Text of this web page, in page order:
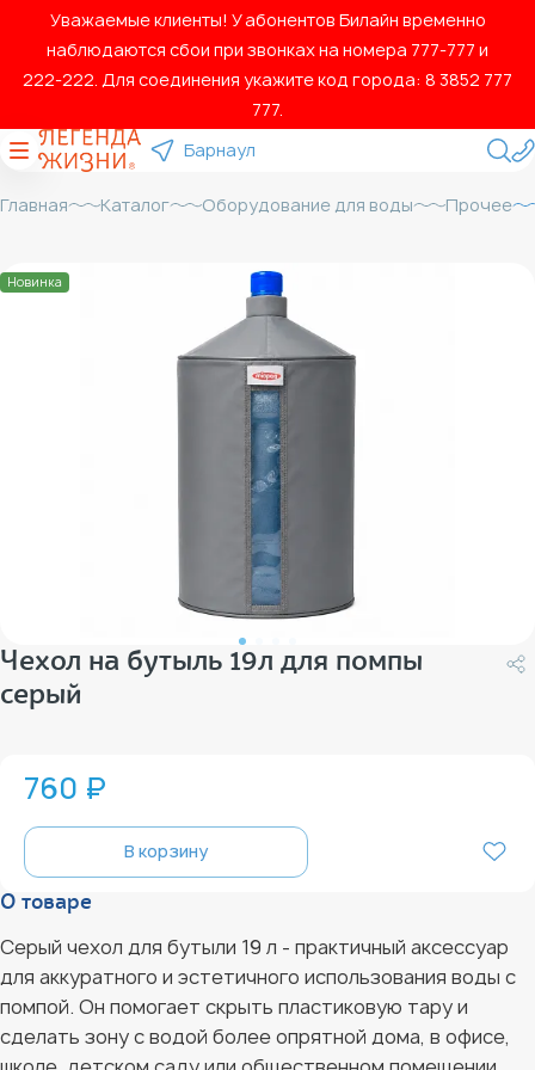
Уважаемые клиенты! У абонентов Билайн временно
наблюдаются сбои при звонках на номера 777‑777 и
222‑222. Для соединения укажите код города: 8 3852 777
777.
Барнаул
Главная Каталог Оборудование для воды Прочее
Новинка
Чехол на бутыль 19л для помпы
серый
О товаре
Серый чехол для бутыли 19 л - практичный аксессуар
для аккуратного и эстетичного использования воды с
помпой. Он помогает скрыть пластиковую тару и
сделать зону с водой более опрятной дома, в офисе,
760 ₽
В корзину